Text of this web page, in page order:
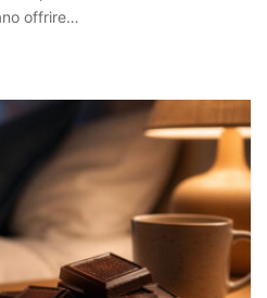
offrire…